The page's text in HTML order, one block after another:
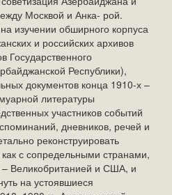
Москвой и Анка- рой.
изучении обширного корпуса
и российских архивов
Государственного
Республики),
документов конца 1910-х –
литературы
участников событий
дневников, речей и
реконструировать
с сопредельными странами,
– Великобританией и США, и
на устоявшиеся